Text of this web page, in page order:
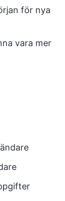
för nya
vara mer